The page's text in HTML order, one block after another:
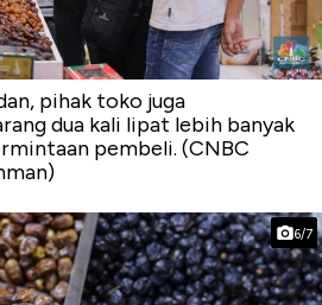
pihak toko juga
dua kali lipat lebih banyak
pembeli. (CNBC
6/7